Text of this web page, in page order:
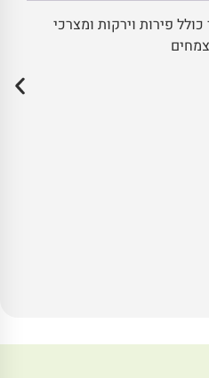
פירות וירקות ומצרכי